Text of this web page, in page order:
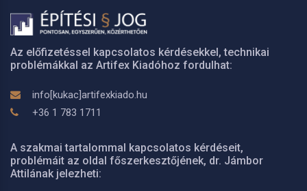
Az előfizetéssel kapcsolatos kérdésekkel, technikai
problémákkal az Artifex Kiadóhoz fordulhat:
info[kukac]artifexkiado.hu
+36 1 783 1711
A szakmai tartalommal kapcsolatos kérdéseit,
problémáit az oldal főszerkesztőjének, dr. Jámbor
Attilának jelezheti: